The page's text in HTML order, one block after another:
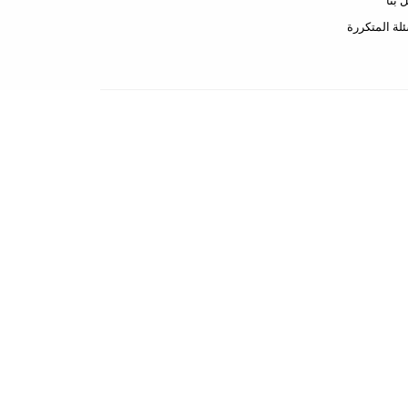
المتكررة